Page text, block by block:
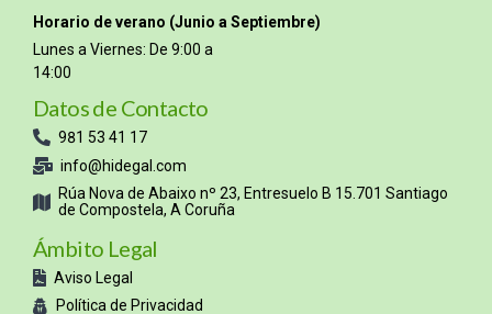
Horario de verano (Junio a Septiembre)
Lunes a Viernes: De 9:00 a
14:00
Datos de Contacto
981 53 41 17
info@hidegal.com
Rúa Nova de Abaixo nº 23, Entresuelo B 15.701 Santiago
de Compostela, A Coruña
Ámbito Legal
Aviso Legal
Política de Privacidad